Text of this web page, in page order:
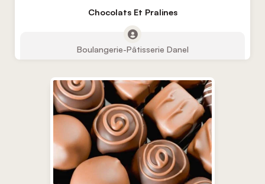
Chocolats Et Pralines
Boulangerie-Pâtisserie Danel